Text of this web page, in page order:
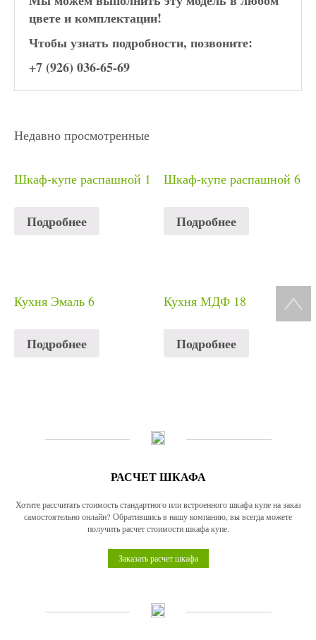
цвете и комплектации!
Чтобы узнать подробности, позвоните:
+7 (926) 036-65-69
Недавно просмотренные
Шкаф-купе распашной 1
Подробнее
Шкаф-купе распашной 6
Подробнее
Кухня Эмаль 6
Подробнее
Кухня МДФ 18
Подробнее
РАСЧЕТ ШКАФА
Хотите рассчитать стоимость стандартного или встроенного шкафа купе на заказ
самостоятельно онлайн? Обратившись в нашу компанию, вы всегда можете
получить расчет стоимости шкафа купе.
Заказать расчет шкафа